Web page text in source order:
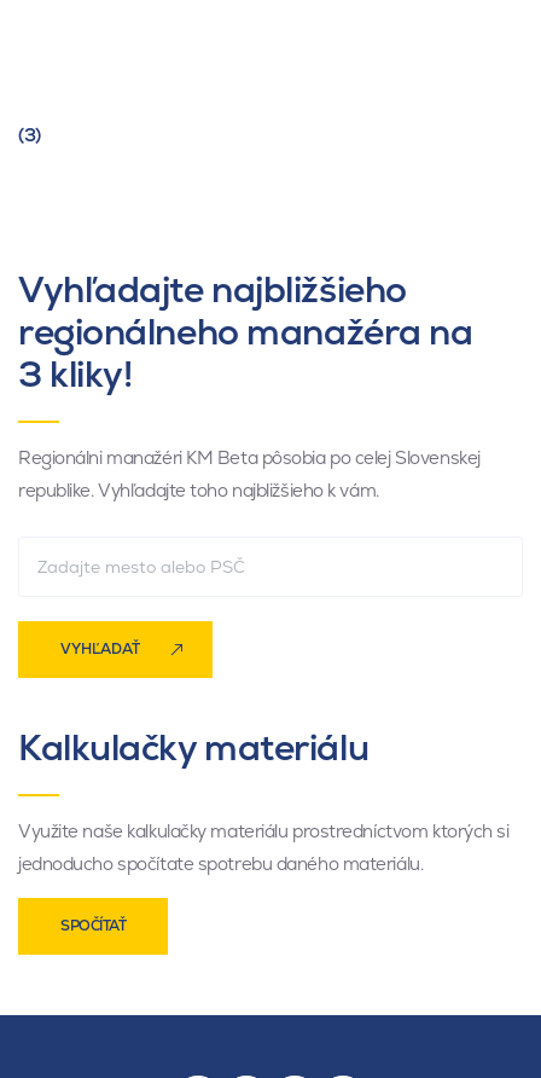
(3)
Vyhľadajte najbližšieho
regionálneho manažéra na
3 kliky!
Regionálni manažéri KM Beta pôsobia po celej Slovenskej
republike. Vyhľadajte toho najbližšieho k vám.
VYHĽADAŤ
Kalkulačky materiálu
Využite naše kalkulačky materiálu prostredníctvom ktorých si
jednoducho spočítate spotrebu daného materiálu.
SPOČÍTAŤ